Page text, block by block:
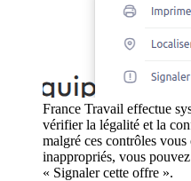
France Travail effectue
vérifier la légalité et la
malgré ces contrôles vous
inappropriés, vous
« Signaler cette offre ».